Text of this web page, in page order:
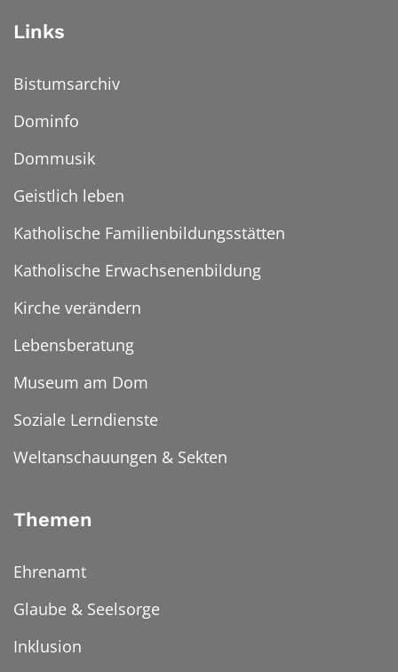
Links
Bistumsarchiv
Dominfo
Dommusik
Geistlich leben
Katholische Familienbildungsstätten
Katholische Erwachsenenbildung
Kirche verändern
Lebensberatung
Museum am Dom
Soziale Lerndienste
Weltanschauungen & Sekten
Themen
Ehrenamt
Glaube & Seelsorge
Inklusion